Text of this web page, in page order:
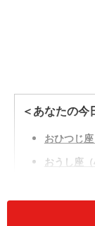
＜あなたの今
おひつじ
おうし座
かに座（6